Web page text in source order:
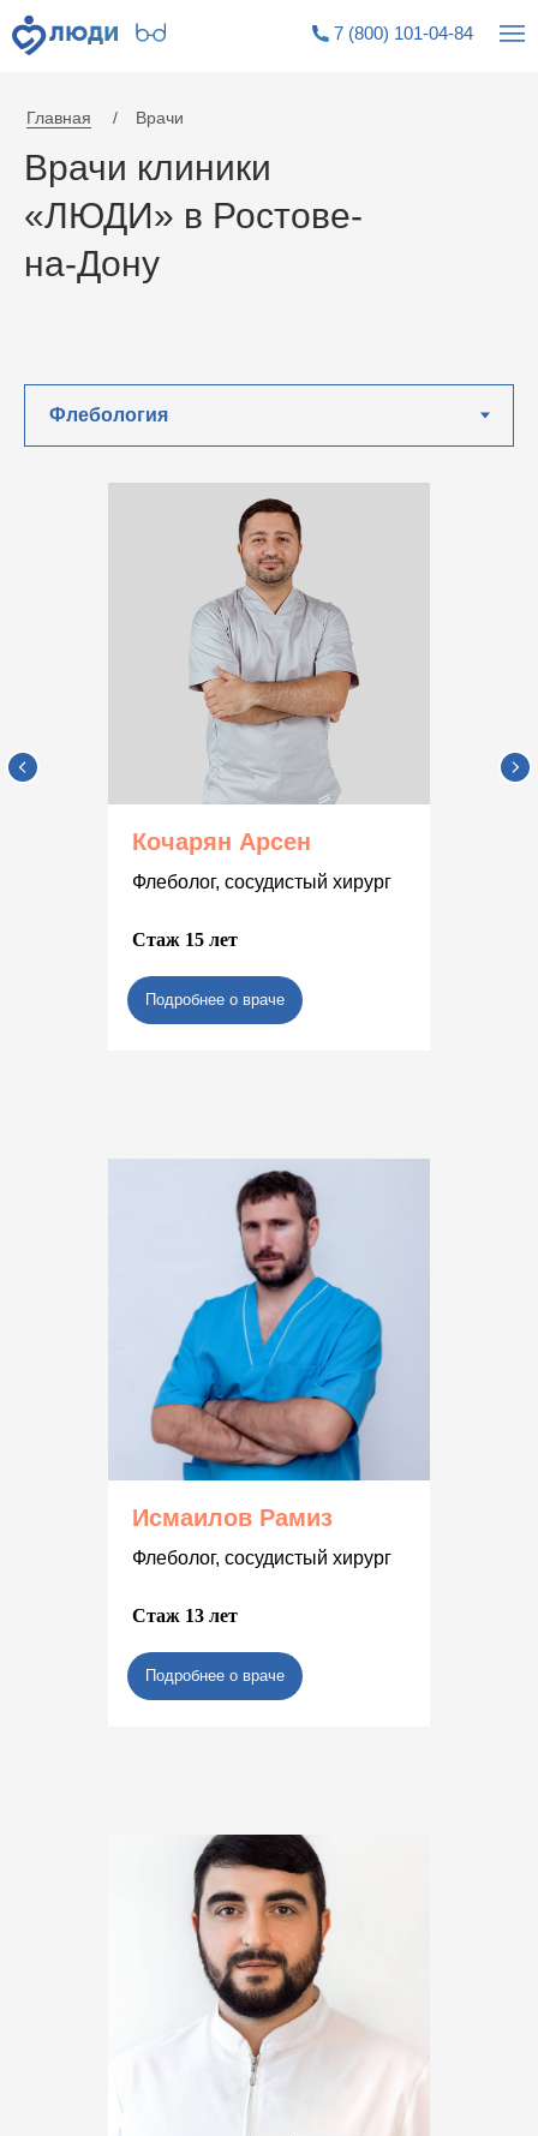
|||
7 (800) 101-04-84 |||
7 (800) 101-04-84
Врачи клиники
«ЛЮДИ» в Ростове-
на-Дону
Главная / Врачи
Кочарян Арсен
Флеболог, сосудистый хирург
Стаж 15 лет
Подробнее о враче
Исмаилов Рамиз
Флеболог, сосудистый хирург
Стаж 13 лет
Подробнее о враче